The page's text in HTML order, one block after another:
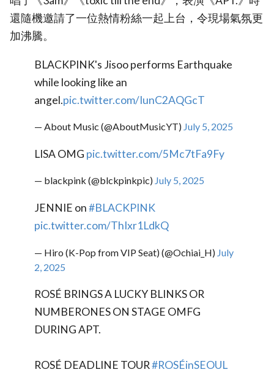
還隨機邀請了一位熱情粉絲一起上台，令現場氣氛更
加沸騰。
BLACKPINK's Jisoo performs Earthquake
while looking like an
angel.pic.twitter.com/IunC2AQGcT
— About Music (@AboutMusicYT) July 5, 2025
LISA OMG pic.twitter.com/5Mc7tFa9Fy
— blackpink (@blckpinkpic) July 5, 2025
JENNIE on#BLACKPINK
pic.twitter.com/ThIxr1LdkQ
— Hiro (K-Pop from VIP Seat) (@Ochiai_H) July
2, 2025
ROSÉ BRINGS A LUCKY BLINKS OR
NUMBERONES ON STAGE OMFG
DURING APT.
ROSÉ DEADLINE TOUR#ROSÉinSEOUL